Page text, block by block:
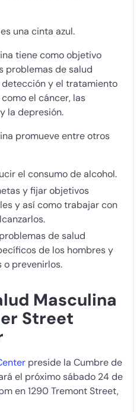
una cinta azul.
tiene como objetivo
problemas de salud
y el tratamiento
el cáncer, las
la depresión.
promueve entre otros
el consumo de alcohol.
y fijar objetivos
y así como trabajar con
de salud
de los hombres y
o prevenirlos.
Masculina
Street
preside la Cumbre de
el próximo sábado 24 de
en 1290 Tremont Street,